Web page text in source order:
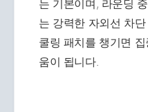
는 기본이며, 라운딩
는 강력한 자외선 차
쿨링 패치를 챙기면
움이 됩니다.